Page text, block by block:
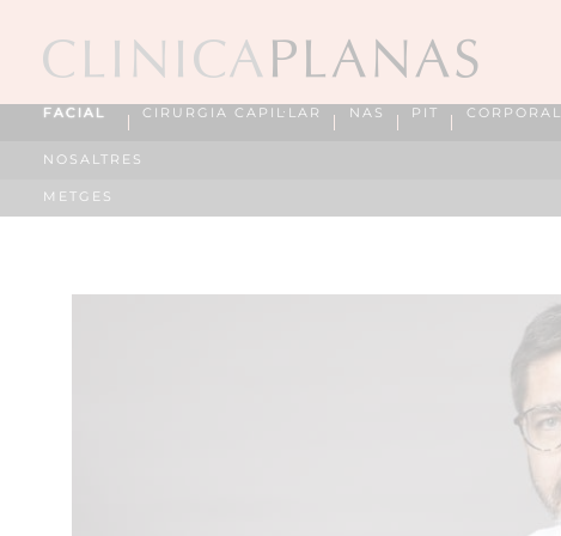
FACIAL CIRURGIA CAPIL·LAR NAS PIT CORPORAL
NOSALTRES
METGES